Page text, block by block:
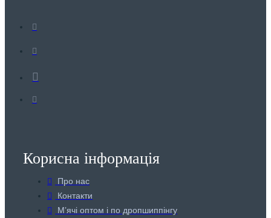
Корисна інформація
Про нас
Контакти
Мʼячі оптом і по дропшиппінгу